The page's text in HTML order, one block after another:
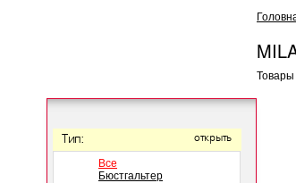
Тип: открыть
Все
Бюстгальтер